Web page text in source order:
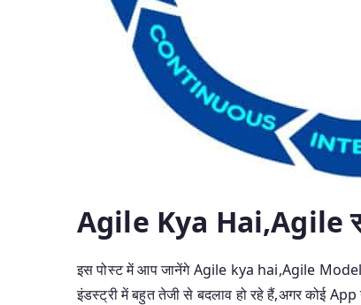
Agile Kya Hai,Agile
इस पोस्ट में आप जानेंगे Agile kya hai,Agile
इंडस्ट्री में बहुत तेजी से बदलाव हो रहे हैं,अगर कोई